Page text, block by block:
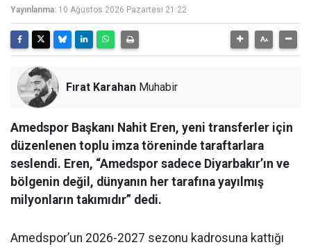
Yayınlanma: 10 Ağustos 2026 Pazartesi 21:22
Fırat Karahan Muhabir
Amedspor Başkanı Nahit Eren, yeni transferler için
düzenlenen toplu imza töreninde taraftarlara
seslendi. Eren, “Amedspor sadece Diyarbakır’ın ve
bölgenin değil, dünyanın her tarafına yayılmış
milyonların takımıdır” dedi.
Amedspor’un 2026-2027 sezonu kadrosuna kattığı